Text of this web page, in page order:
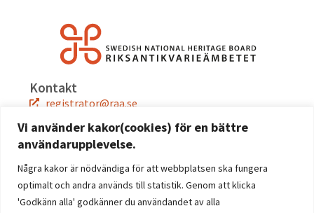
Vi använder kakor(cookies) för en bättre
användarupplevelse.
Några kakor är nödvändiga för att webbplatsen ska fungera
optimalt och andra används till statistik. Genom att klicka
'Godkänn alla' godkänner du användandet av alla
Kontakt
registrator@raa.se
08-5191 80 00
Snabblänkar
Jobba hos oss
Press
Kontakta oss